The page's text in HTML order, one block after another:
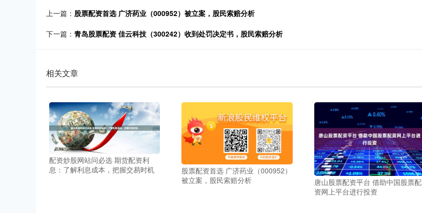
上一篇： 股票配资首选 广济药业（000952）被立案，股民索赔分析
下一篇： 青岛股票配资 佳云科技（300242）收到处罚决定书，股民索赔分析
相关文章
配资炒股网站问必选 期货配资利
息：了解利息成本，把握交易时机
股票配资首选 广济药业（000952）
被立案，股民索赔分析
唐山股票配资平台 借助中国股票配
资网上平台进行投资